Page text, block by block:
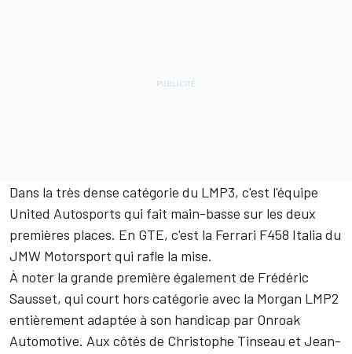
Dans la très dense catégorie du LMP3, c'est l'équipe
United Autosports qui fait main-basse sur les deux
premières places. En GTE, c'est la Ferrari F458 Italia du
JMW Motorsport qui rafle la mise.
À noter la grande première également de Frédéric
Sausset, qui court hors catégorie avec la Morgan LMP2
entièrement adaptée à son handicap par Onroak
Automotive. Aux côtés de Christophe Tinseau et Jean-